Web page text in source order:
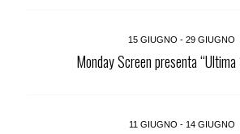
15 GIUGNO - 29 GIUGNO
Monday Screen presenta
11 GIUGNO - 14 GIUGNO